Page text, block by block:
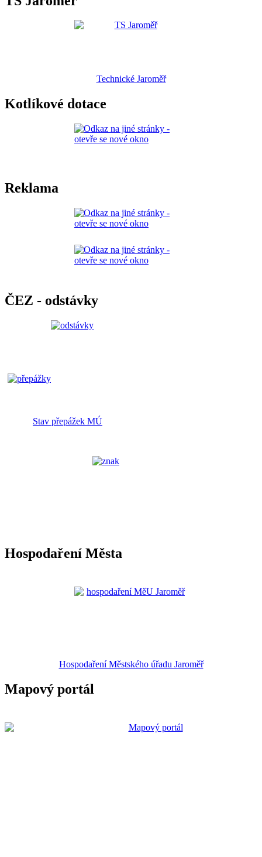
Technické Jaroměř
Kotlíkové dotace
Reklama
ČEZ - odstávky
Stav přepážek MÚ
Hospodaření Města
Hospodaření Městského úřadu Jaroměř
Mapový portál